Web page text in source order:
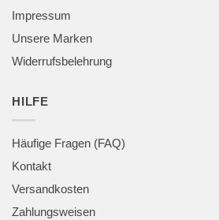
Impressum
Unsere Marken
Widerrufsbelehrung
HILFE
Häufige Fragen (FAQ)
Kontakt
Versandkosten
Zahlungsweisen